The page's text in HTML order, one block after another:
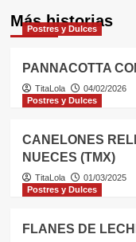
Más historias
Postres y Dulces
PANNACOTTA
TitaLola
04/02/2026
Postres y Dulces
CANELONES
NUECES (TMX)
TitaLola
01/03/2025
Postres y Dulces
FLANES DE